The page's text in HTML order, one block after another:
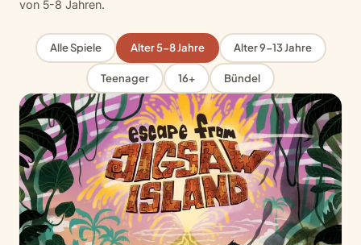
von 5-8 Jahren.
Alle Spiele Alter 5-8 Jahre Alter 9-13 Jahre
Teenager 16+ Bündel